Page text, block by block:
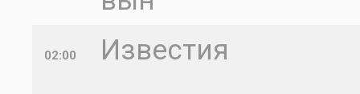
02:00
Известия